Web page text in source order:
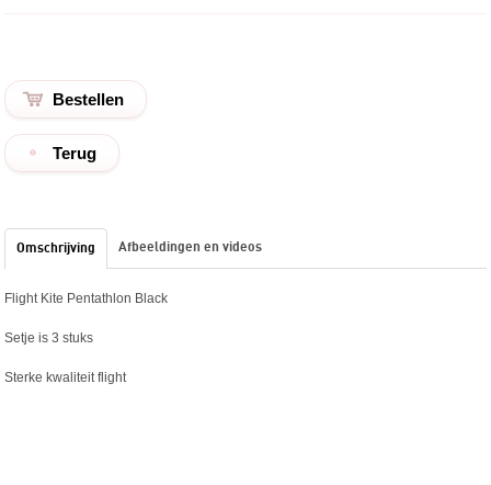
Terug
Omschrijving Afbeeldingen en videos
Flight Kite Pentathlon Black
Setje is 3 stuks
Sterke kwaliteit flight